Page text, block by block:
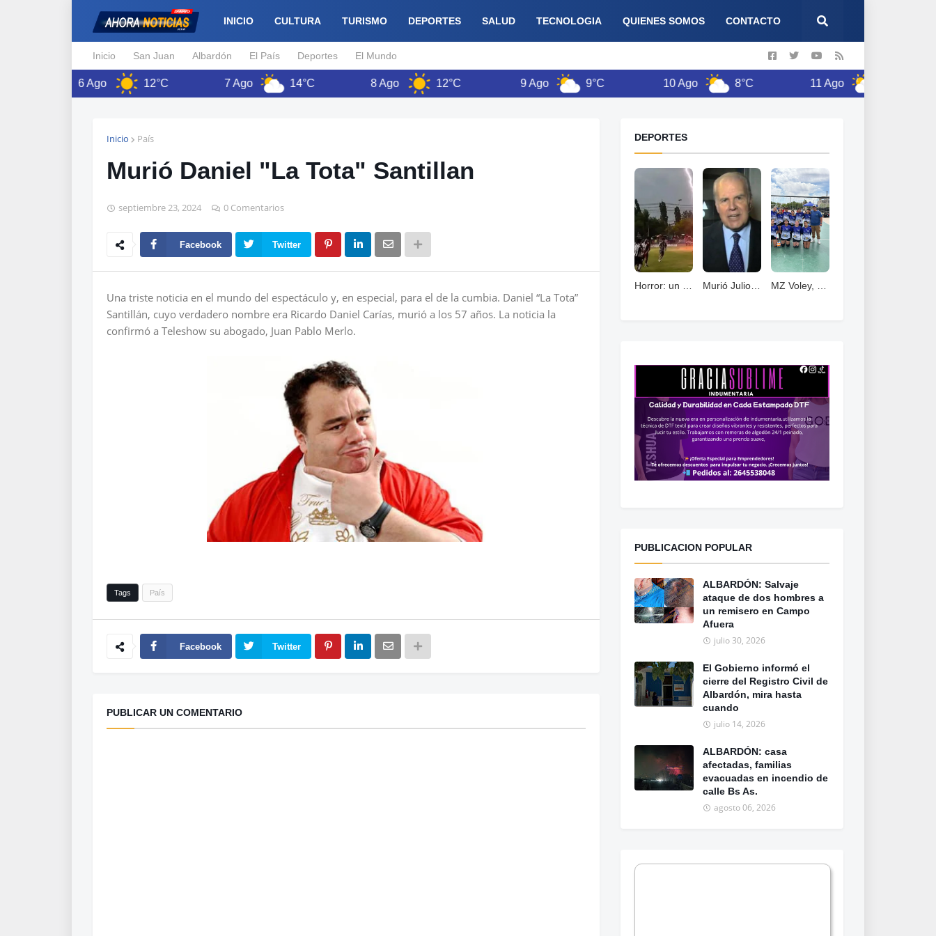
INICIO CULTURA TURISMO DEPORTES SALUD TECNOLOGIA QUIENES SOMOS CONTACTO
Inicio San Juan Albardón El País Deportes El Mundo
12°C 14°C 12°C 9°C 10 Ago 8°C 11 Ago 9°C
Inicio País
Murió Daniel "La Tota" Santillan
septiembre 23, 2024 0 Comentarios
Facebook Twitter
Una triste noticia en el mundo del espectáculo y, en especial, para el de la cumbia. Daniel “La Tota”
Santillán, cuyo verdadero nombre era Ricardo Daniel Carías, murió a los 57 años. La noticia la
confirmó a Teleshow su abogado, Juan Pablo Merlo.
Tags País
Facebook Twitter
PUBLICAR UN COMENTARIO
DEPORTES
PUBLICACION POPULAR
ALBARDÓN: Salvaje
ataque de dos hombres a
un remisero en Campo
Afuera
julio 30, 2026
El Gobierno informó el
cierre del Registro Civil de
Albardón, mira hasta
cuando
julio 14, 2026
ALBARDÓN: casa
afectadas, familias
evacuadas en incendio de
calle Bs As.
agosto 06, 2026